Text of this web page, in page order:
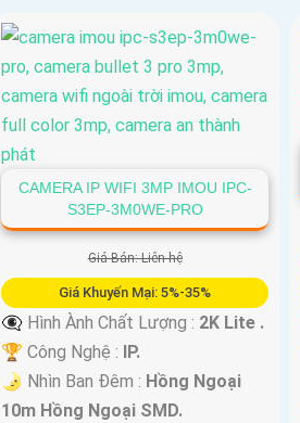
CAMERA IP WIFI 3MP IMOU IPC-
S3EP-3M0WE-PRO
Giá Bán: Liên hệ
Giá Khuyến Mại: 5%-35%
👁️‍🗨 Hình Ành Chất Lượng : 2K Lite .
🏆 Công Nghệ : IP.
🌛 Nhìn Ban Đêm : Hồng Ngoại
10m Hồng Ngoại SMD.